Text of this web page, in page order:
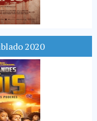
2020